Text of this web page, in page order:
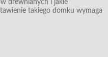
drewnianych i jakie
takiego domku wymaga